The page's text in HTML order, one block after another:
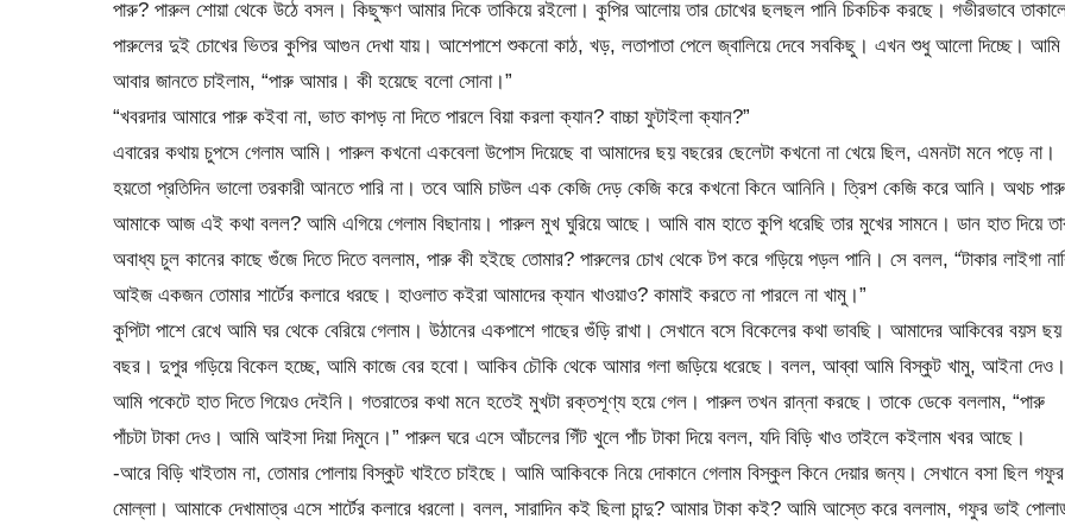
পারু? পারুল শোয়া থেকে উঠে বসল। কিছুক্ষণ আমার দিকে তাকিয়ে রইলো। কুপির আলোয় তার চোখের ছলছল পানি চিকচিক করছে। গভীরভাবে
পারুলের দুই চোখের ভিতর কুপির আগুন দেখা যায়। আশেপাশে শুকনো কাঠ, খড়, লতাপাতা পেলে জ্বালিয়ে দেবে সবকিছু। এখন শুধু আলো দিচ্ছে। আমি
আবার জানতে চাইলাম, “পারু আমার। কী হয়েছে বলো সোনা।”
“খবরদার আমারে পারু কইবা না, ভাত কাপড় না দিতে পারলে বিয়া করলা ক্যান? বাচ্চা ফুটাইলা ক্যান?”
এবারের কথায় চুপসে গেলাম আমি। পারুল কখনো একবেলা উপোস দিয়েছে বা আমাদের ছয় বছরের ছেলেটা কখনো না খেয়ে ছিল, এমনটা মনে পড়ে না।
হয়তো প্রতিদিন ভালো তরকারী আনতে পারি না। তবে আমি চাউল এক কেজি দেড় কেজি করে কখনো কিনে আনিনি। ত্রিশ কেজি করে আনি। অথচ পারু
আমাকে আজ এই কথা বলল? আমি এগিয়ে গেলাম বিছানায়। পারুল মুখ ঘুরিয়ে আছে। আমি বাম হাতে কুপি ধরেছি তার মুখের সামনে। ডান হাত দিয়ে
অবাধ্য চুল কানের কাছে গুঁজে দিতে দিতে বললাম, পারু কী হইছে তোমার? পারুলের চোখ থেকে টপ করে গড়িয়ে পড়ল পানি। সে বলল, “টাকার লাইগা
আইজ একজন তোমার শার্টের কলারে ধরছে। হাওলাত কইরা আমাদের ক্যান খাওয়াও? কামাই করতে না পারলে না খামু।”
কুপিটা পাশে রেখে আমি ঘর থেকে বেরিয়ে গেলাম। উঠানের একপাশে গাছের গুঁড়ি রাখা। সেখানে বসে বিকেলের কথা ভাবছি। আমাদের আকিবের বয়স ছয়
বছর। দুপুর গড়িয়ে বিকেল হচ্ছে, আমি কাজে বের হবো। আকিব চৌকি থেকে আমার গলা জড়িয়ে ধরেছে। বলল, আব্বা আমি বিস্কুট খামু, আইনা দেও।
আমি পকেটে হাত দিতে গিয়েও দেইনি। গতরাতের কথা মনে হতেই মুখটা রক্তশূণ্য হয়ে গেল। পারুল তখন রান্না করছে। তাকে ডেকে বললাম, “পারু
পাঁচটা টাকা দেও। আমি আইসা দিয়া দিমুনে।” পারুল ঘরে এসে আঁচলের গিঁট খুলে পাঁচ টাকা দিয়ে বলল, যদি বিড়ি খাও তাইলে কইলাম খবর আছে।
-আরে বিড়ি খাইতাম না, তোমার পোলায় বিস্কুট খাইতে চাইছে। আমি আকিবকে নিয়ে দোকানে গেলাম বিস্কুল কিনে দেয়ার জন্য। সেখানে বসা ছিল গফুর
মোল্লা। আমাকে দেখামাত্র এসে শার্টের কলারে ধরলো। বলল, সারাদিন কই ছিলা চান্দু? আমার টাকা কই? আমি আস্তে করে বললাম, গফুর ভাই